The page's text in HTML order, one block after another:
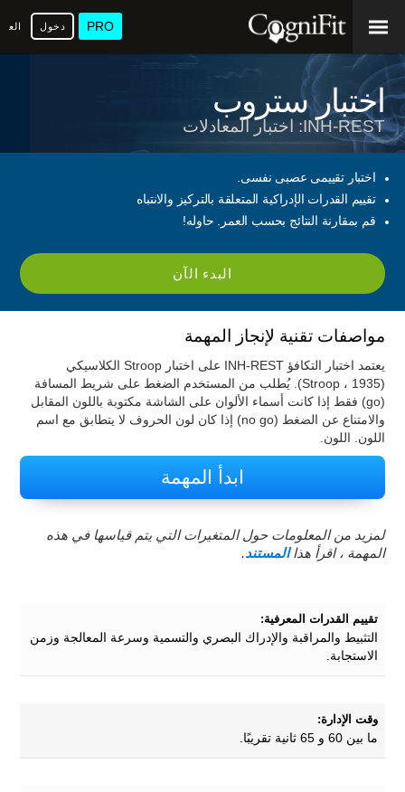
PRO دخول
اختبار ستروب
INH-REST: اختبار المعادلات
اختبار تقييمى عصبى نفسى.
تقييم القدرات الإدراكية المتعلقة بالتركيز والانتباه
قم بمقارنة النتائج بحسب العمر. حاوله!
البدء الآن
مواصفات تقنية لإنجاز المهمة
يعتمد اختبار التكافؤ INH-REST على اختبار Stroop الكلاسيكي
(Stroop ، 1935). يُطلب من المستخدم الضغط على شريط المسافة
(go) فقط إذا كانت أسماء الألوان على الشاشة مكتوبة باللون المقابل
والامتناع عن الضغط (no go) إذا كان لون الحروف لا يتطابق مع اسم
اللون. اللون.
ابدأ المهمة
لمزيد من المعلومات حول المتغيرات التي يتم قياسها في هذه
المهمة ، اقرأ هذاالمستند.
تقييم القدرات المعرفية:
التثبيط والمراقبة والإدراك البصري والتسمية وسرعة المعالجة وزمن
الاستجابة.
وقت الإدارة:
ما بين 60 و 65 ثانية تقريبًا.